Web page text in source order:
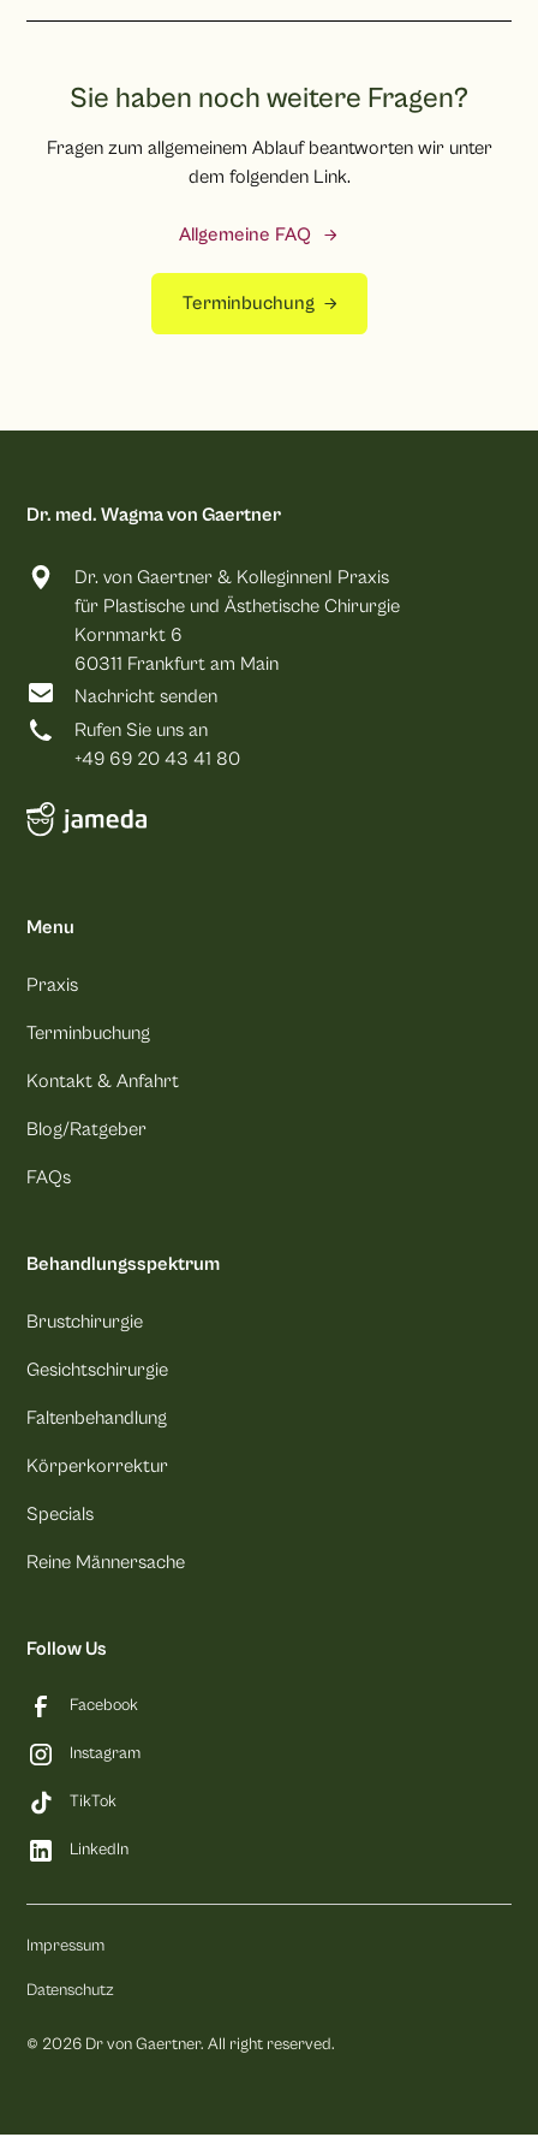
mehrere Tage anhalten, dies ist völlig normal und sollte Sie
Spannungs- und oder Taubheitsgefühl entstehen.
Bauchdeckenstraffung ab 8.500 Euro (zzgl. Narkose) zu
Sie haben noch weitere Fragen?
Fragen zum allgemeinem Ablauf beantworten wir unter
dem folgenden Link.
Allgemeine FAQ
Terminbuchung
Dr. med. Wagma von Gaertner
Dr. von Gaertner & KolleginnenI Praxis
für Plastische und Ästhetische Chirurgie
Kornmarkt 6
60311 Frankfurt am Main
Nachricht senden
Rufen Sie uns an
+49 69 20 43 41 80
Menu
Praxis
Terminbuchung
Kontakt & Anfahrt
Blog/Ratgeber
FAQs
Behandlungsspektrum
Brustchirurgie
Gesichtschirurgie
Faltenbehandlung
Körperkorrektur
Specials
Reine Männersache
Follow Us
Facebook
Instagram
TikTok
LinkedIn
© 2026 Dr von Gaertner. All right reserved.
Impressum
Datenschutz